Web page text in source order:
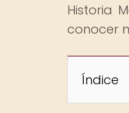
Historia
conocer
Índice